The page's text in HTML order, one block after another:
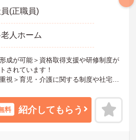
(正職員)
人ホーム
成が可能＞資格取得支援や研修制度が
されています！
視＞育児・介護に関する制度や社宅制
用者さまに深く寄り添ったサービスの
を高めるような人材育成にも注力され
料 紹介してもらう